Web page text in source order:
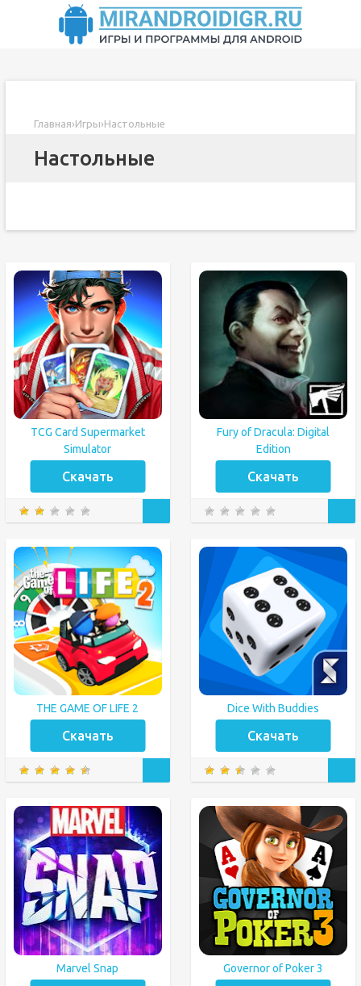
Главная›Игры›Настольные
Настольные
TCG Card Supermarket
Simulator
Скачать
Fury of Dracula: Digital
Edition
Скачать
THE GAME OF LIFE 2
Скачать
Dice With Buddies
Скачать
Marvel Snap Governor of Poker 3